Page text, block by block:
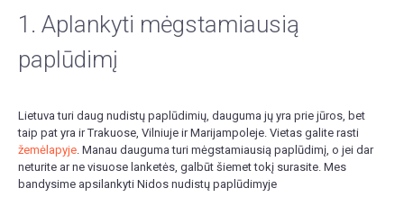
1. Aplankyti mėgstamiausią
paplūdimį
Lietuva turi daug nudistų paplūdimių, dauguma jų yra prie jūros, bet
taip pat yra ir Trakuose, Vilniuje ir Marijampoleje. Vietas galite rasti
žemėlapyje. Manau dauguma turi mėgstamiausią paplūdimį, o jei dar
neturite ar ne visuose lanketės, galbūt šiemet tokį surasite. Mes
bandysime apsilankyti Nidos nudistų paplūdimyje